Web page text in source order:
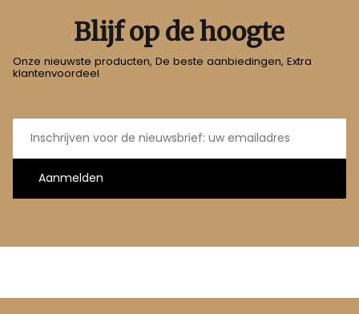
Blijf op de hoogte
Onze nieuwste producten, De beste aanbiedingen, Extra
klantenvoordeel
E-
mailadres
Aanmelden